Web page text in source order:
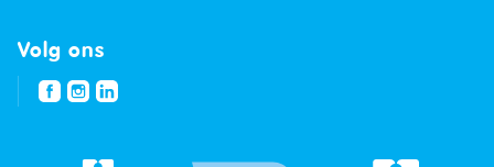
Volg ons